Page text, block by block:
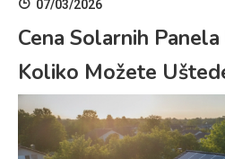
07/03/2026
Cena Solarnih
Koliko Možete